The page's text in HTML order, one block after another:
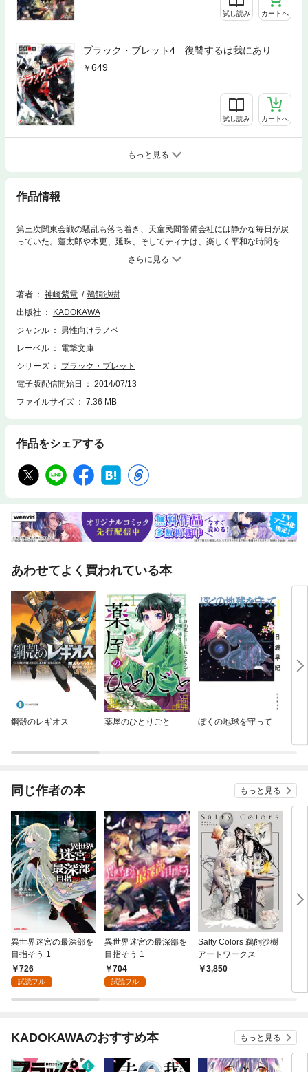
試し読み カートへ
ブラック・ブレット4 復讐するは我にあり
649
試し読み カートへ
もっと見る
作品情報
第三次関東会戦の騒乱も落ち着き、天童民間警備会社には静かな毎日が戻
っていた。蓮太郎や木更、延珠、そしてティナは、楽しく平和な時間を満
喫する。 しかし蓮太郎のもとへ、小学校時代の友人が久しぶりに訪ねて
きたことをきっかけに、彼らの日常は暗転する……。 いわれなき殺人の
容疑をかけられることになった蓮太郎。孤立無援の状態で決死の逃亡を図
るものの、かつてない強敵が次々と襲いかかってきて――。 待望の第５
著者 神崎紫電
鵜飼沙樹
出版社
KADOKAWA
ジャンル
男性向けラノベ
レーベル
電撃文庫
シリーズ
ブラック・ブレット
電子版配信開始日
2014/07/13
ファイルサイズ
7.36 MB
作品をシェアする
あわせてよく買われている本
鋼殻のレギオス 薬屋のひとりごと ぼくの地球を守って
同じ作者の本 もっと見る
異世界迷宮の最深部を
目指そう 1
726
試読フル
異世界迷宮の最深部を
目指そう 1
704
試読フル
Salty Colors 鵜飼沙樹
アートワークス
3,850
異
KADOKAWAのおすすめ本 もっと見る